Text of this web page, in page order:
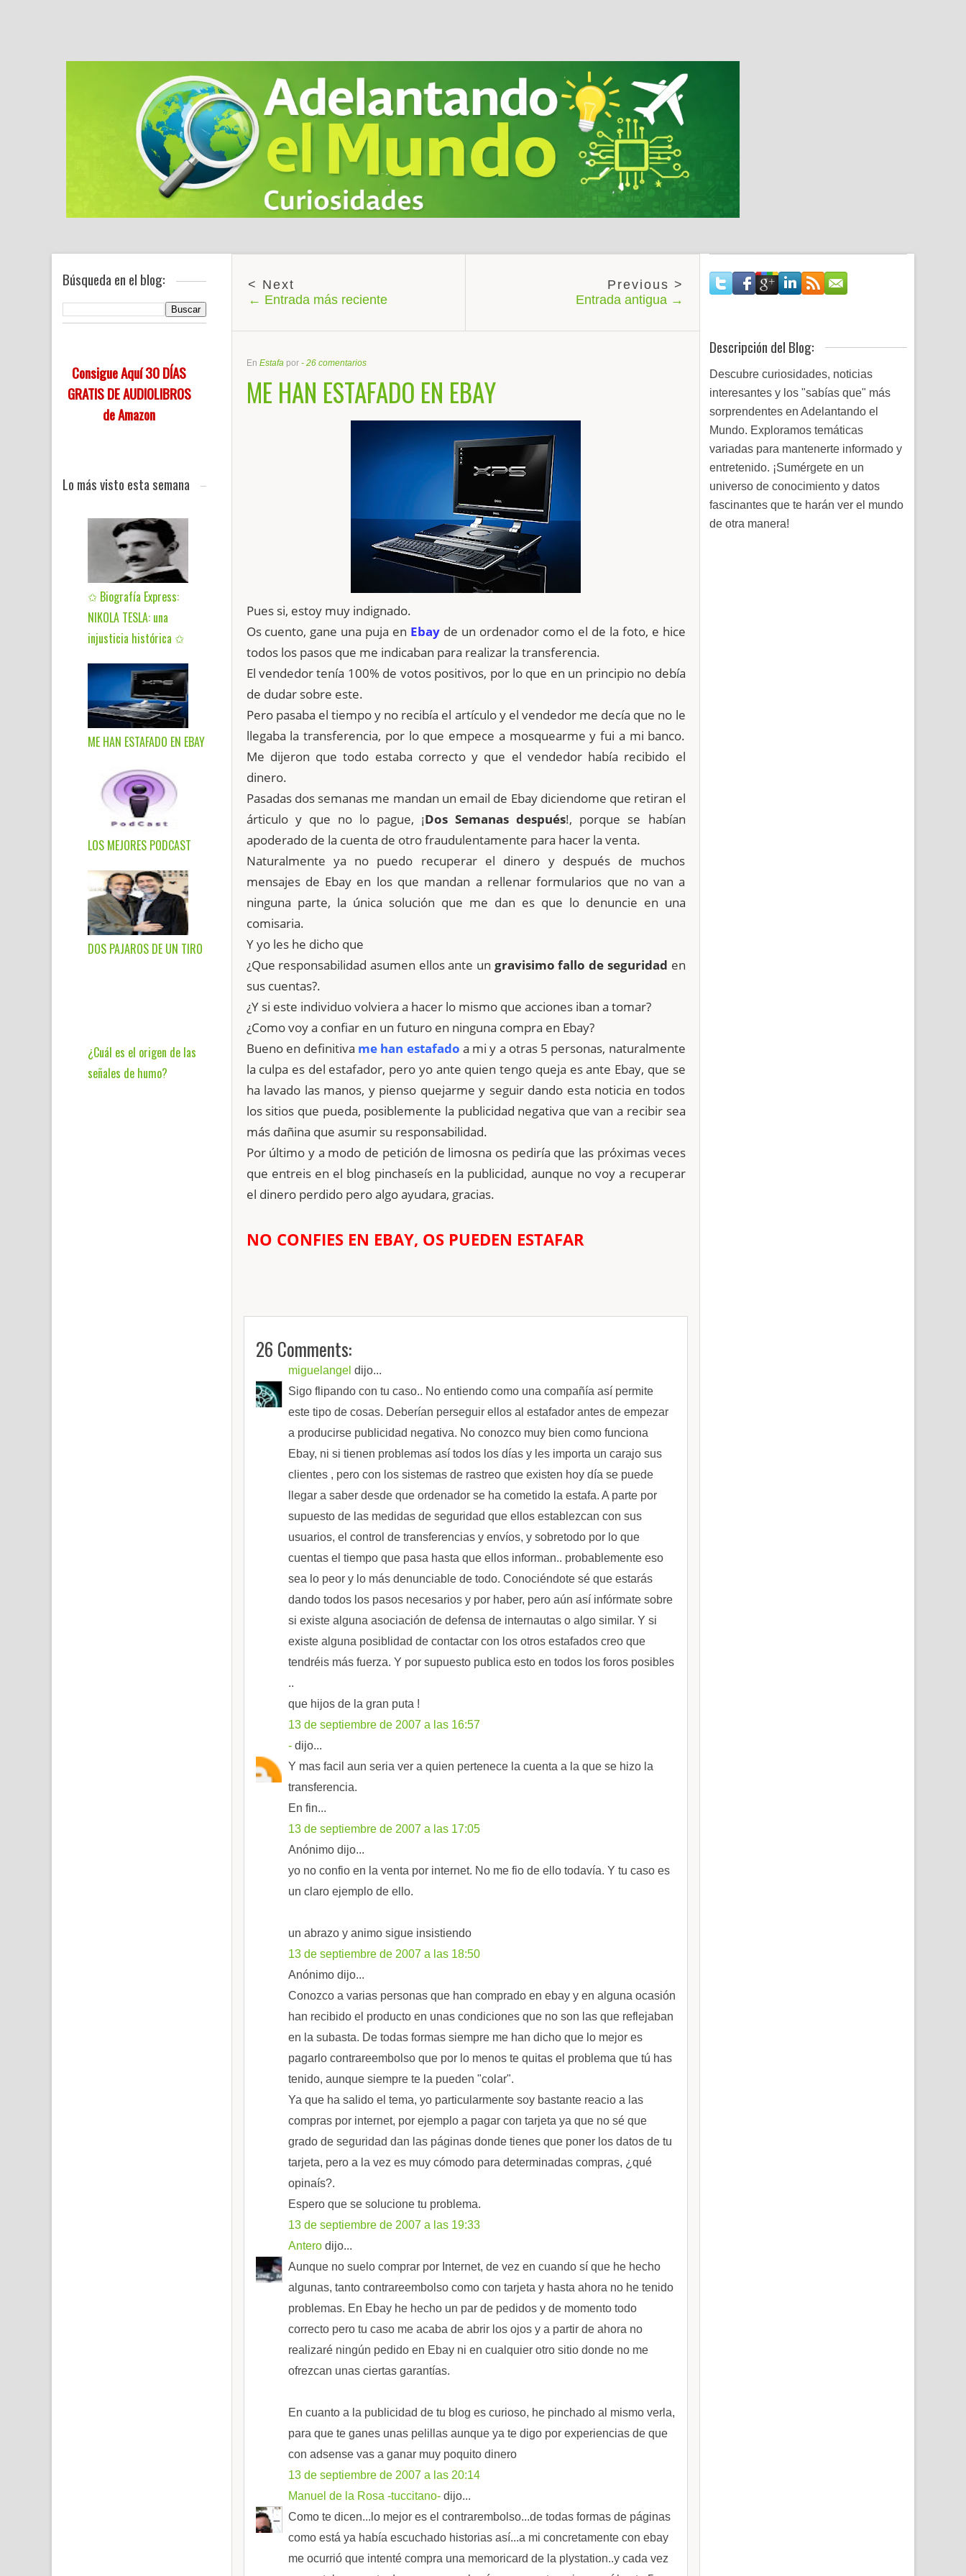
Búsqueda en el blog:
Consigue Aquí 30 DÍAS
GRATIS DE AUDIOLIBROS
de Amazon
Lo más visto esta semana
✩ Biografía Express:
NIKOLA TESLA: una
injusticia histórica ✩
ME HAN ESTAFADO EN EBAY
LOS MEJORES PODCAST
DOS PAJAROS DE UN TIRO
¿Cuál es el origen de las
señales de humo?
← Entrada más reciente Entrada antigua →
En Estafa por - 26 comentarios
ME HAN ESTAFADO EN EBAY
Pues si, estoy muy indignado.
Os cuento, gane una puja en Ebay de un ordenador como el de la foto, e hice
todos los pasos que me indicaban para realizar la transferencia.
El vendedor tenía 100% de votos positivos, por lo que en un principio no debía
de dudar sobre este.
Pero pasaba el tiempo y no recibía el artículo y el vendedor me decía que no le
llegaba la transferencia, por lo que empece a mosquearme y fui a mi banco.
Me dijeron que todo estaba correcto y que el vendedor había recibido el
dinero.
Pasadas dos semanas me mandan un email de Ebay diciendome que retiran el
árticulo y que no lo pague, ¡Dos Semanas después!, porque se habían
apoderado de la cuenta de otro fraudulentamente para hacer la venta.
Naturalmente ya no puedo recuperar el dinero y después de muchos
mensajes de Ebay en los que mandan a rellenar formularios que no van a
ninguna parte, la única solución que me dan es que lo denuncie en una
comisaria.
Y yo les he dicho que
¿Que responsabilidad asumen ellos ante un gravisimo fallo de seguridad en
sus cuentas?.
¿Y si este individuo volviera a hacer lo mismo que acciones iban a tomar?
¿Como voy a confiar en un futuro en ninguna compra en Ebay?
Bueno en definitiva me han estafado a mi y a otras 5 personas, naturalmente
la culpa es del estafador, pero yo ante quien tengo queja es ante Ebay, que se
ha lavado las manos, y pienso quejarme y seguir dando esta noticia en todos
los sitios que pueda, posiblemente la publicidad negativa que van a recibir sea
más dañina que asumir su responsabilidad.
Por último y a modo de petición de limosna os pediría que las próximas veces
que entreis en el blog pinchaseís en la publicidad, aunque no voy a recuperar
el dinero perdido pero algo ayudara, gracias.
NO CONFIES EN EBAY, OS PUEDEN ESTAFAR
26 Comments:
miguelangel dijo...
Sigo flipando con tu caso.. No entiendo como una compañía así permite
este tipo de cosas. Deberían perseguir ellos al estafador antes de empezar
a producirse publicidad negativa. No conozco muy bien como funciona
Ebay, ni si tienen problemas así todos los días y les importa un carajo sus
clientes , pero con los sistemas de rastreo que existen hoy día se puede
llegar a saber desde que ordenador se ha cometido la estafa. A parte por
supuesto de las medidas de seguridad que ellos establezcan con sus
usuarios, el control de transferencias y envíos, y sobretodo por lo que
cuentas el tiempo que pasa hasta que ellos informan.. probablemente eso
sea lo peor y lo más denunciable de todo. Conociéndote sé que estarás
dando todos los pasos necesarios y por haber, pero aún así infórmate sobre
si existe alguna asociación de defensa de internautas o algo similar. Y si
existe alguna posiblidad de contactar con los otros estafados creo que
tendréis más fuerza. Y por supuesto publica esto en todos los foros posibles
..
que hijos de la gran puta !
13 de septiembre de 2007 a las 16:57
- dijo...
Y mas facil aun seria ver a quien pertenece la cuenta a la que se hizo la
transferencia.
En fin...
13 de septiembre de 2007 a las 17:05
Anónimo dijo...
yo no confio en la venta por internet. No me fio de ello todavía. Y tu caso es
un claro ejemplo de ello.
un abrazo y animo sigue insistiendo
13 de septiembre de 2007 a las 18:50
Anónimo dijo...
Conozco a varias personas que han comprado en ebay y en alguna ocasión
han recibido el producto en unas condiciones que no son las que reflejaban
en la subasta. De todas formas siempre me han dicho que lo mejor es
pagarlo contrareembolso que por lo menos te quitas el problema que tú has
tenido, aunque siempre te la pueden "colar".
Ya que ha salido el tema, yo particularmente soy bastante reacio a las
compras por internet, por ejemplo a pagar con tarjeta ya que no sé que
grado de seguridad dan las páginas donde tienes que poner los datos de tu
tarjeta, pero a la vez es muy cómodo para determinadas compras, ¿qué
opinaís?.
Espero que se solucione tu problema.
13 de septiembre de 2007 a las 19:33
Antero dijo...
Aunque no suelo comprar por Internet, de vez en cuando sí que he hecho
algunas, tanto contrareembolso como con tarjeta y hasta ahora no he tenido
problemas. En Ebay he hecho un par de pedidos y de momento todo
correcto pero tu caso me acaba de abrir los ojos y a partir de ahora no
realizaré ningún pedido en Ebay ni en cualquier otro sitio donde no me
ofrezcan unas ciertas garantías.
En cuanto a la publicidad de tu blog es curioso, he pinchado al mismo verla,
para que te ganes unas pelillas aunque ya te digo por experiencias de que
con adsense vas a ganar muy poquito dinero
13 de septiembre de 2007 a las 20:14
Manuel de la Rosa -tuccitano- dijo...
Como te dicen...lo mejor es el contrarembolso...de todas formas de páginas
como está ya había escuchado historias así...a mi concretamente con ebay
me ocurrió que intenté compra una memoricard de la plystation..y cada vez
Descripción del Blog:
Descubre curiosidades, noticias
interesantes y los "sabías que" más
sorprendentes en Adelantando el
Mundo. Exploramos temáticas
variadas para mantenerte informado y
entretenido. ¡Sumérgete en un
universo de conocimiento y datos
fascinantes que te harán ver el mundo
de otra manera!